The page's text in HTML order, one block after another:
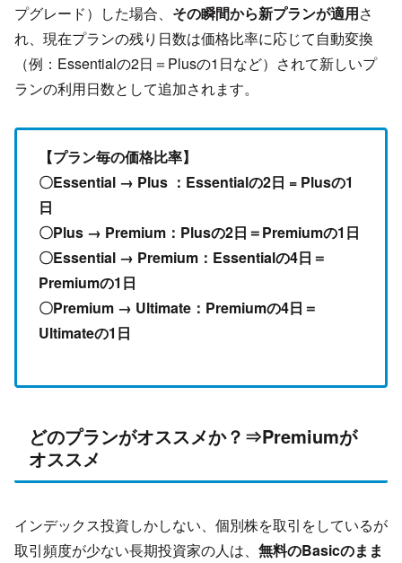
プグレード）した場合、 その瞬間から新プランが適用さ
れ、現在プランの残り日数は価格比率に応じて自動変換
（例：Essentialの2日＝Plusの1日など）されて新しいプ
ランの利用日数として追加されます。
【プラン毎の価格比率】
〇Essential → Plus ：Essentialの2日 = Plusの1
日
〇Plus → Premium：Plusの2日＝Premiumの1日
〇Essential → Premium：Essentialの4日＝
Premiumの1日
〇Premium → Ultimate：Premiumの4日＝
Ultimateの1日
どのプランがオススメか？⇒Premiumが
オススメ
インデックス投資しかしない、個別株を取引をしているが
取引頻度が少ない長期投資家の人は、 無料のBasicのまま